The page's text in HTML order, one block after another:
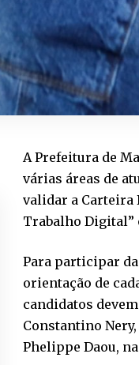
A Prefeitura de
várias áreas de
validar a Carteira
Trabalho Digital”
Para participar
orientação de
candidatos
Constantino
Phelippe Daou,